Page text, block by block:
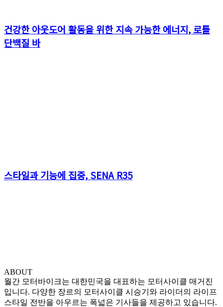
건강한 아웃도어 활동을 위한 지속 가능한 에너지, 로틀
단백질 바
스타일과 기능에 집중, SENA R35
ABOUT
월간 모터바이크는 대한민국을 대표하는 모터사이클 매거진
입니다. 다양한 장르의 모터사이클 시승기와 라이더의 라이프
스타일 전반을 아우르는 폭넓은 기사들을 제공하고 있습니다.